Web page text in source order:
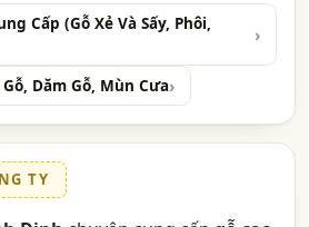
Cấp (Gỗ Xẻ Và Sấy, Phôi,
Dăm Gỗ, Mùn Cưa
TY